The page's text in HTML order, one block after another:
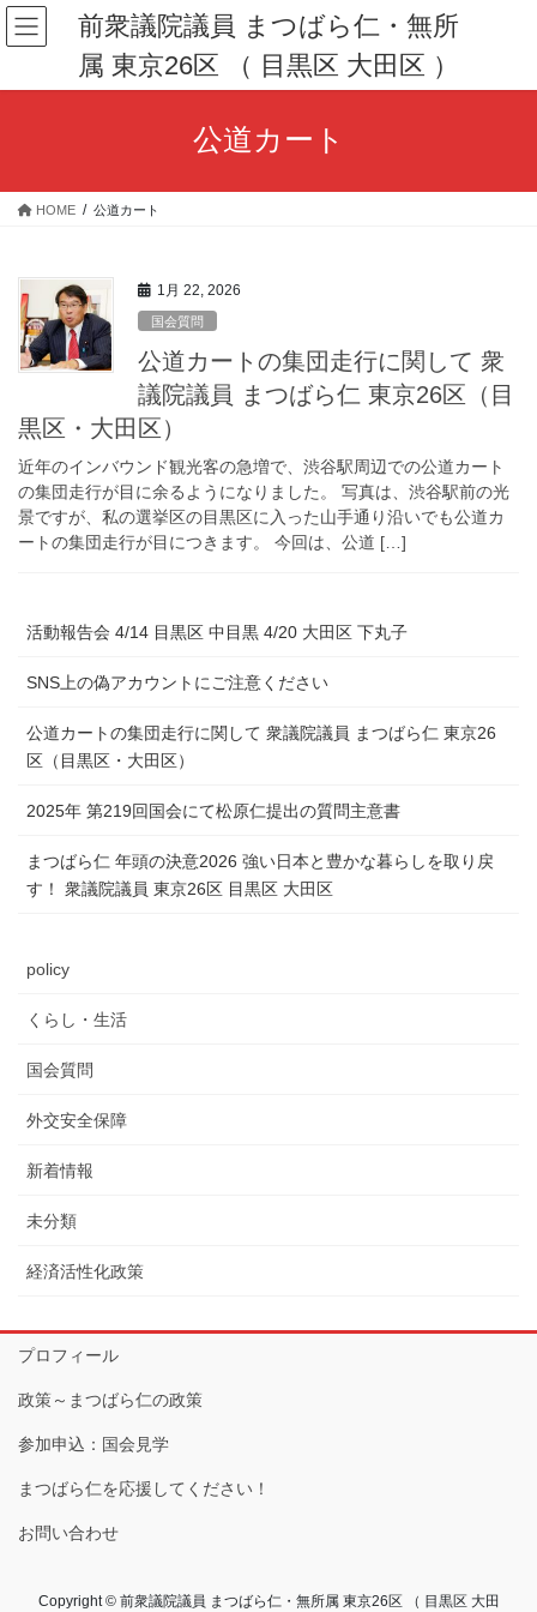
コ
ン
ン
ナ
ビ
ー
前衆議院議員 まつばら仁・無所
属 東京26区 （ 目黒区 大田区 ）
公道カート
HOME 公道カート
1月 22, 2026
国会質問
公道カートの集団走行に関して 衆
議院議員 まつばら仁 東京26区（目
黒区・大田区）
近年のインバウンド観光客の急増で、渋谷駅周辺での公道カート
の集団走行が目に余るようになりました。 写真は、渋谷駅前の光
景ですが、私の選挙区の目黒区に入った山手通り沿いでも公道カ
ートの集団走行が目につきます。 今回は、公道 […]
活動報告会 4/14 目黒区 中目黒 4/20 大田区 下丸子
SNS上の偽アカウントにご注意ください
公道カートの集団走行に関して 衆議院議員 まつばら仁 東京26
区（目黒区・大田区）
2025年 第219回国会にて松原仁提出の質問主意書
まつばら仁 年頭の決意2026 強い日本と豊かな暮らしを取り戻
す！ 衆議院議員 東京26区 目黒区 大田区
policy
くらし・生活
国会質問
外交安全保障
新着情報
未分類
経済活性化政策
プロフィール
政策～まつばら仁の政策
参加申込：国会見学
まつばら仁を応援してください！
お問い合わせ
Copyright © 前衆議院議員 まつばら仁・無所属 東京26区 （ 目黒区 大田